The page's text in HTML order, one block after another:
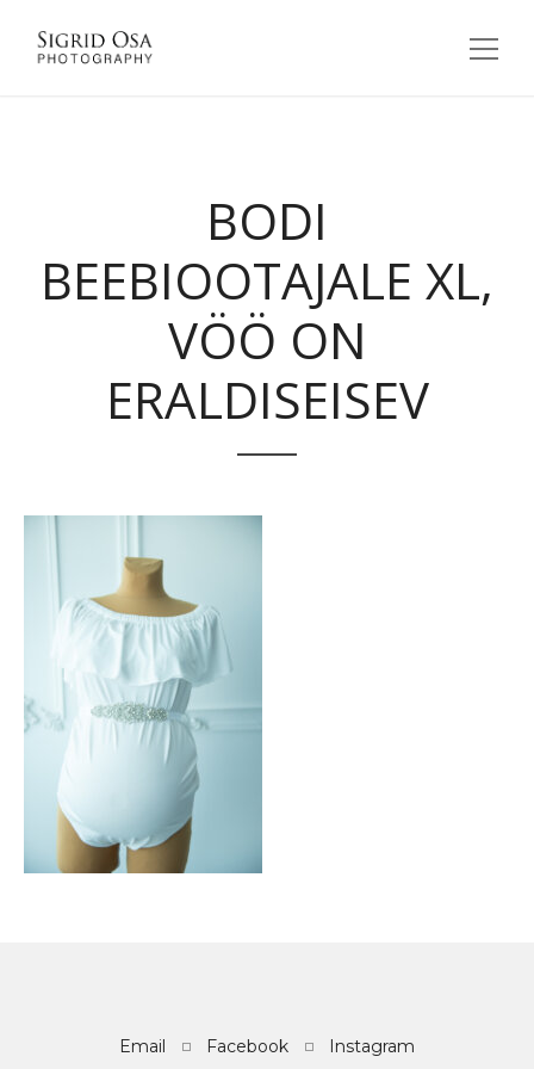
BODI
BEEBIOOTAJALE XL,
VÖÖ ON
ERALDISEISEV
Email Facebook Instagram